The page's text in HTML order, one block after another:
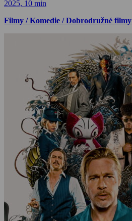
2025, 10 min
Filmy / Komedie / Dobrodružné filmy